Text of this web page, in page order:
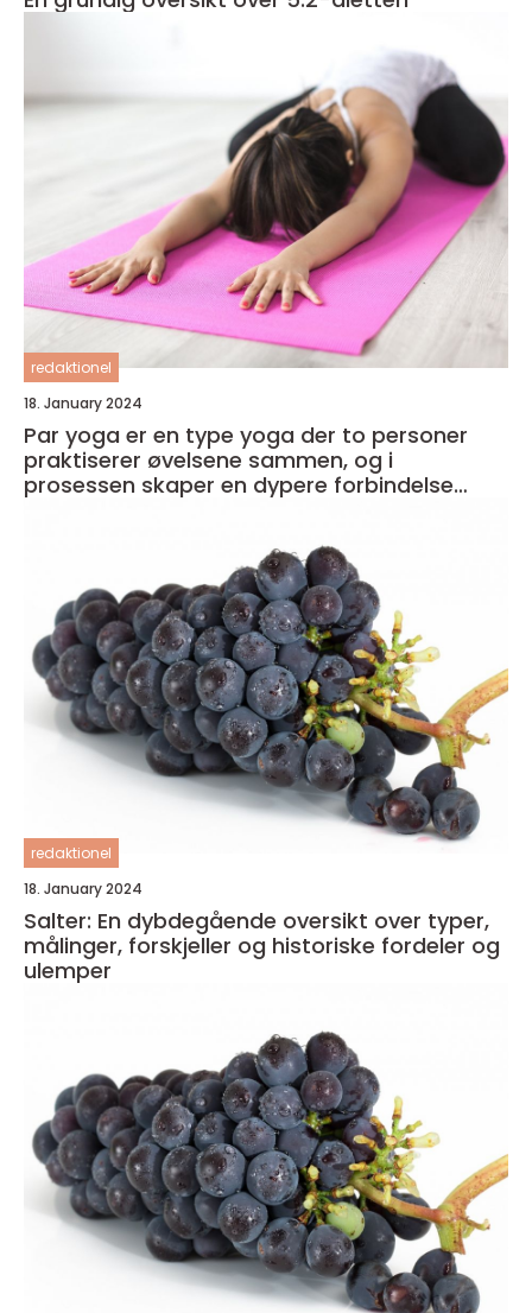
redaktionel
18. January 2024
Par yoga er en type yoga der to personer
praktiserer øvelsene sammen, og i
prosessen skaper en dypere forbindelse
redaktionel
18. January 2024
Salter: En dybdegående oversikt over typer,
målinger, forskjeller og historiske fordeler og
ulemper